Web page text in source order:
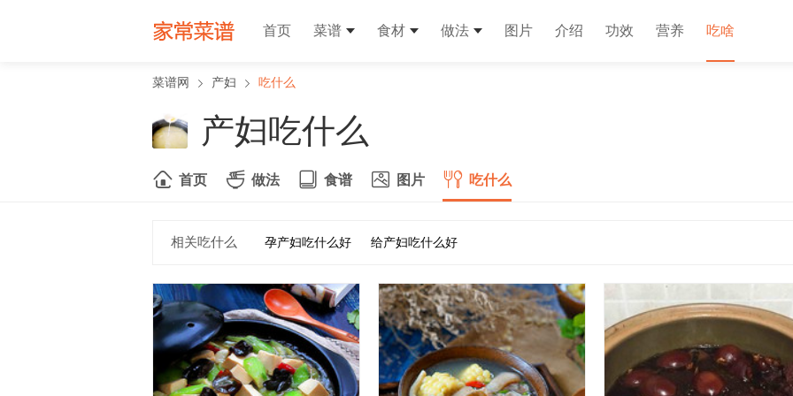
首页 菜谱 食材 做法 图片 介绍 功效 营养 吃啥
菜谱网 产妇 吃什么
产妇吃什么
首页 做法 食谱 图片 吃什么
相关吃什么 孕产妇吃什么好 给产妇吃什么好